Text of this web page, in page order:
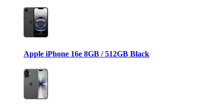
Apple iPhone 16e 8GB / 512GB Black